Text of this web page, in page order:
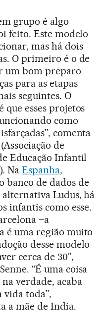
grupo é algo
feito. Este modelo
mas há dois
O primeiro é o de
um bom preparo
para as etapas
seguintes. O
que esses projetos
como
comenta
de
Educação Infantil
). Na Espanha,
banco de dados de
alternativa Ludus, há
infantis como esse.
–a
é uma região muito
desse modelo-
cerca de 30”,
“É uma coisa
na verdade, acaba
vida toda”,
a mãe de India.